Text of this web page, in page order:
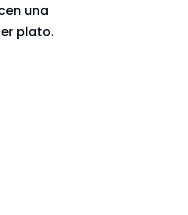
una
plato.